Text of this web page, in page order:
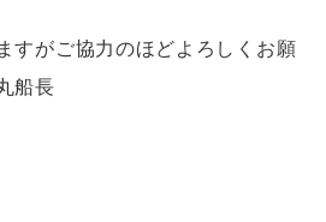
すがご協力のほどよろしくお願
船長